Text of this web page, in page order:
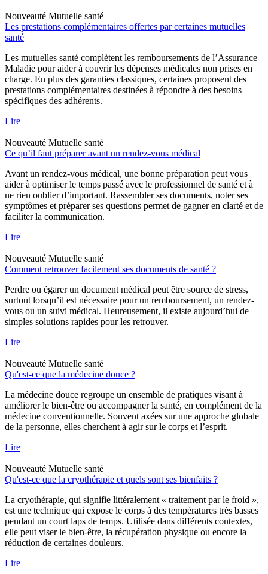
Nouveauté Mutuelle santé
Les prestations complémentaires offertes par certaines mutuelles
santé
Les mutuelles santé complètent les remboursements de l’Assurance
Maladie pour aider à couvrir les dépenses médicales non prises en
charge. En plus des garanties classiques, certaines proposent des
prestations complémentaires destinées à répondre à des besoins
spécifiques des adhérents.
Lire
Nouveauté Mutuelle santé
Ce qu’il faut préparer avant un rendez-vous médical
Avant un rendez-vous médical, une bonne préparation peut vous
aider à optimiser le temps passé avec le professionnel de santé et à
ne rien oublier d’important. Rassembler ses documents, noter ses
symptômes et préparer ses questions permet de gagner en clarté et de
faciliter la communication.
Lire
Nouveauté Mutuelle santé
Comment retrouver facilement ses documents de santé ?
Perdre ou égarer un document médical peut être source de stress,
surtout lorsqu’il est nécessaire pour un remboursement, un rendez-
vous ou un suivi médical. Heureusement, il existe aujourd’hui de
simples solutions rapides pour les retrouver.
Lire
Nouveauté Mutuelle santé
Qu'est-ce que la médecine douce ?
La médecine douce regroupe un ensemble de pratiques visant à
améliorer le bien-être ou accompagner la santé, en complément de la
médecine conventionnelle. Souvent axées sur une approche globale
de la personne, elles cherchent à agir sur le corps et l’esprit.
Lire
Nouveauté Mutuelle santé
Qu'est-ce que la cryothérapie et quels sont ses bienfaits ?
La cryothérapie, qui signifie littéralement « traitement par le froid »,
est une technique qui expose le corps à des températures très basses
pendant un court laps de temps. Utilisée dans différents contextes,
elle peut viser le bien-être, la récupération physique ou encore la
réduction de certaines douleurs.
Lire